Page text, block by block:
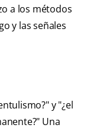
a los métodos
y las señales
y "¿el
Una